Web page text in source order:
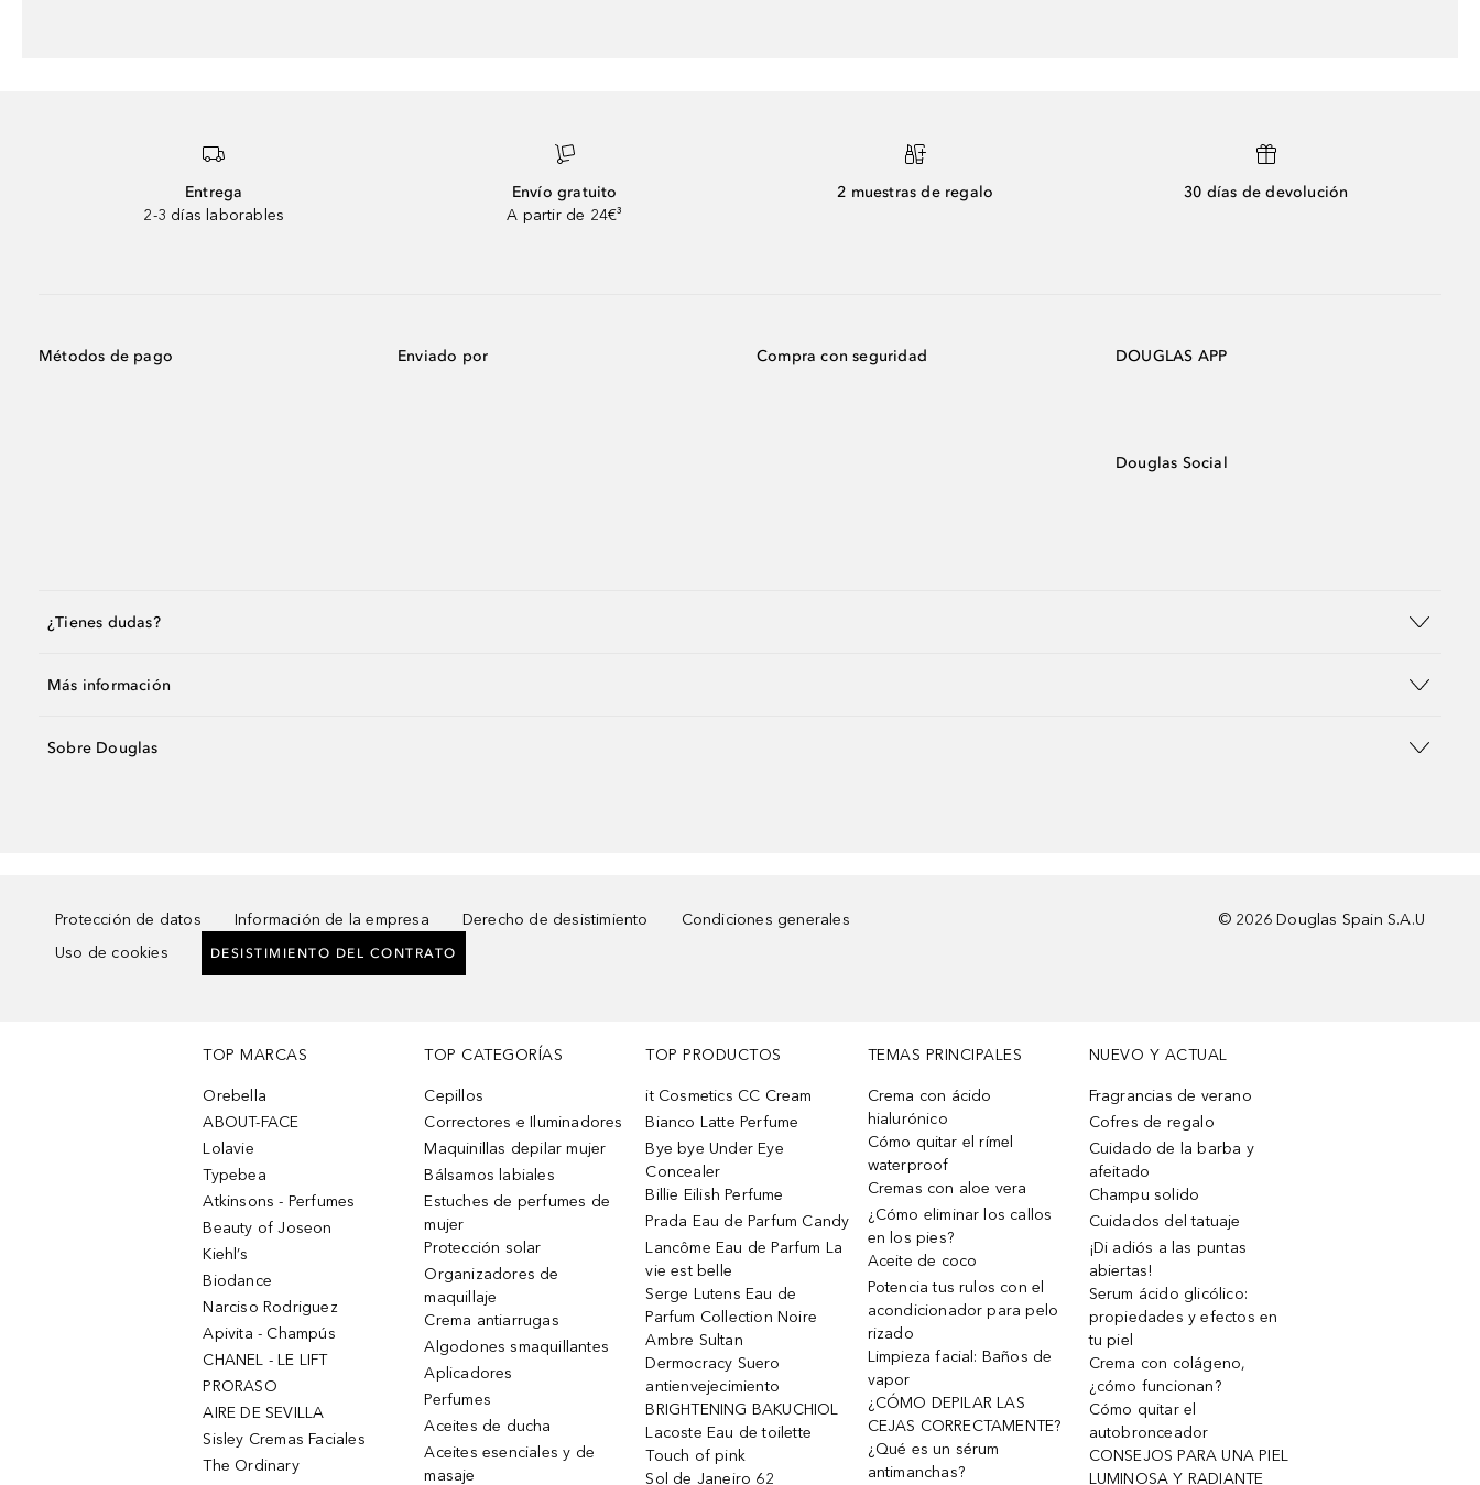
Entrega
2-3 días laborables
Envío gratuito
A partir de 24€³
2 muestras de regalo 30 días de devolución
Métodos de pago Enviado por Compra con seguridad DOUGLAS APP
Douglas Social
¿Tienes dudas?
Más información
Sobre Douglas
Protección de datos Información de la empresa Derecho de desistimiento
Condiciones generales
Uso de cookies
DESISTIMIENTO DEL CONTRATO
© 2026 Douglas Spain S.A.U
TOP MARCAS
Orebella
ABOUT-FACE
Lolavie
Typebea
Atkinsons - Perfumes
Beauty of Joseon
Kiehl’s
Biodance
Narciso Rodriguez
Apivita - Champús
CHANEL - LE LIFT
PRORASO
AIRE DE SEVILLA
Sisley Cremas Faciales
The Ordinary
TOP CATEGORÍAS
Cepillos
Correctores e Iluminadores
Maquinillas depilar mujer
Bálsamos labiales
Estuches de perfumes de
mujer
Protección solar
Organizadores de
maquillaje
Crema antiarrugas
Algodones smaquillantes
Aplicadores
Perfumes
Aceites de ducha
Aceites esenciales y de
masaje
TOP PRODUCTOS
it Cosmetics CC Cream
Bianco Latte Perfume
Bye bye Under Eye
Concealer
Billie Eilish Perfume
Prada Eau de Parfum Candy
Lancôme Eau de Parfum La
vie est belle
Serge Lutens Eau de
Parfum Collection Noire
Ambre Sultan
Dermocracy Suero
antienvejecimiento
BRIGHTENING BAKUCHIOL
Lacoste Eau de toilette
Touch of pink
Sol de Janeiro 62
TEMAS PRINCIPALES
Crema con ácido
hialurónico
Cómo quitar el rímel
waterproof
Cremas con aloe vera
¿Cómo eliminar los callos
en los pies?
Aceite de coco
Potencia tus rulos con el
acondicionador para pelo
rizado
Limpieza facial: Baños de
vapor
¿CÓMO DEPILAR LAS
CEJAS CORRECTAMENTE?
¿Qué es un sérum
antimanchas?
NUEVO Y ACTUAL
Fragrancias de verano
Cofres de regalo
Cuidado de la barba y
afeitado
Champu solido
Cuidados del tatuaje
¡Di adiós a las puntas
abiertas!
Serum ácido glicólico:
propiedades y efectos en
tu piel
Crema con colágeno,
¿cómo funcionan?
Cómo quitar el
autobronceador
CONSEJOS PARA UNA PIEL
LUMINOSA Y RADIANTE